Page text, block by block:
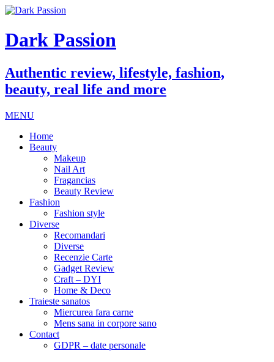
Dark Passion
Authentic review, lifestyle, fashion,
beauty, real life and more
MENU
Home
Beauty
Makeup
Nail Art
Fragancias
Beauty Review
Fashion
Fashion style
Diverse
Recomandari
Diverse
Recenzie Carte
Gadget Review
Craft – DYI
Home & Deco
Traieste sanatos
Miercurea fara carne
Mens sana in corpore sano
Contact
GDPR – date personale